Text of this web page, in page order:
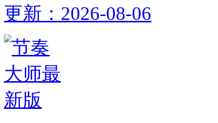
更新： 2026-08-06